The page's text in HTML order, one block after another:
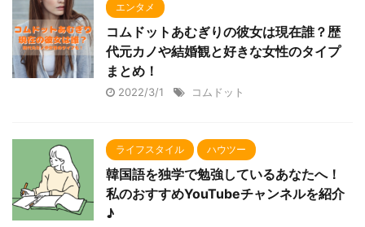
エンタメ
コムドットあむぎりの彼女は現在誰？歴
代元カノや結婚観と好きな女性のタイプ
まとめ！
2022/3/1 コムドット
ライフスタイル ハウツー
韓国語を独学で勉強しているあなたへ！
私のおすすめYouTubeチャンネルを紹介
♪